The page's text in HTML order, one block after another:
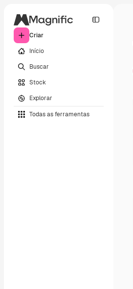
Criar
Início
Buscar
Stock
Explorar
Todas as ferramentas